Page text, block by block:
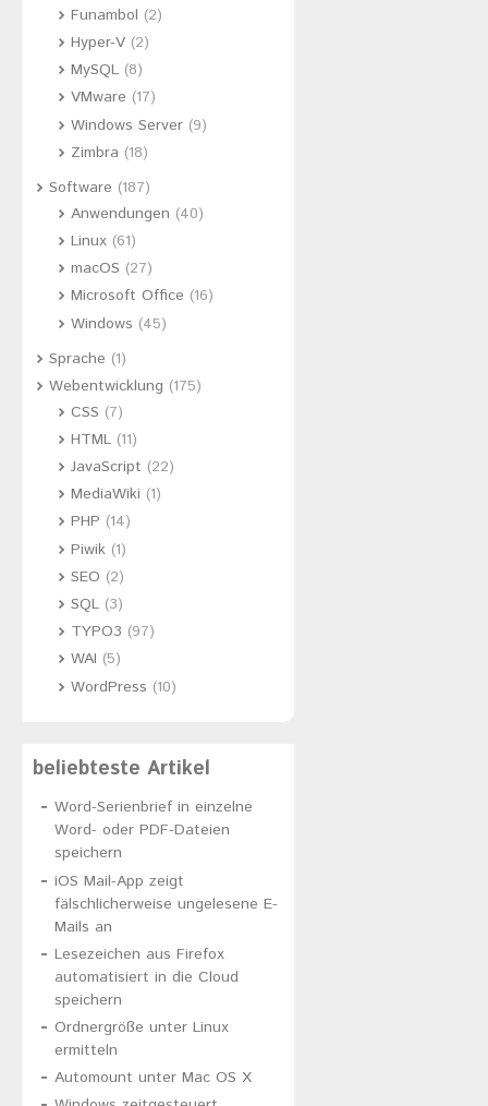
Funambol (2)
Hyper-V(2)
MySQL(8)
VMware (17)
Windows Server(9)
Zimbra (18)
Software (187)
Anwendungen (40)
Linux(61)
macOS (27)
Microsoft Office (16)
Windows (45)
Sprache (1)
Webentwicklung (175)
CSS (7)
HTML(11)
JavaScript (22)
MediaWiki (1)
PHP (14)
Piwik(1)
SEO (2)
SQL(3)
TYPO3 (97)
WAI (5)
WordPress (10)
beliebteste Artikel
Word-Serienbrief in einzelne
Word- oder PDF-Dateien
speichern
iOS Mail-App zeigt
fälschlicherweise ungelesene E-
Mails an
Lesezeichen aus Firefox
automatisiert in die Cloud
speichern
Ordnergröße unter Linux
ermitteln
Automount unter Mac OS X